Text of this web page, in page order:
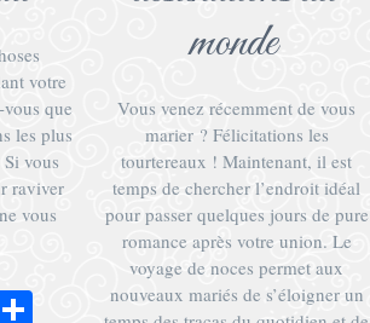
votre
que
les plus
vous
raviver
vous
Partager
monde
Vous venez récemment de vous
marier ? Félicitations les
tourtereaux ! Maintenant, il est
temps de chercher l’endroit idéal
pour passer quelques jours de pure
romance après votre union. Le
voyage de noces permet aux
nouveaux mariés de s’éloigner un